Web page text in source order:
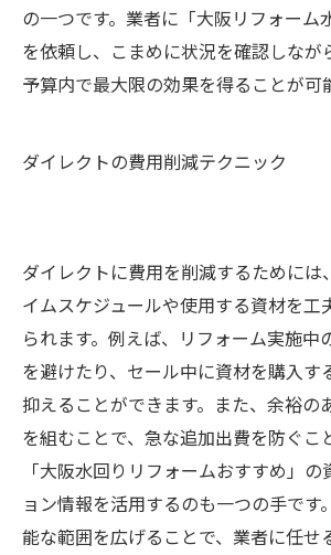
の一つです。業者に「大阪リフォーム
を依頼し、こまめに状況を確認しなが
予算内で最大限の効果を得ることが可
ダイレクトの費用削減テクニック
ダイレクトに費用を削減するためには
イムスケジュールや使用する資材を工
られます。例えば、リフォーム実施中
を避けたり、セール中に資材を購入す
抑えることができます。また、余裕の
を組むことで、急な追加出費を防ぐこ
「大阪水回りリフォームおすすめ」
ョン情報を活用するのも一つの手です
能な範囲を広げることで、業者に任せ